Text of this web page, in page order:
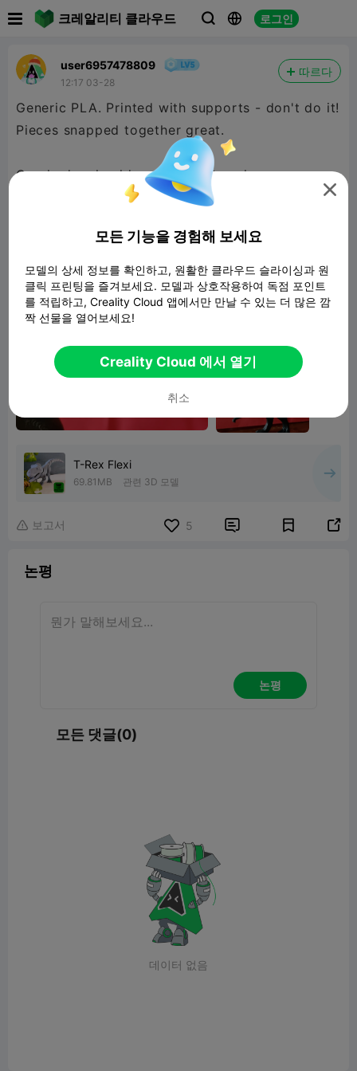
크레알리티 클라우드   로그인
user6957478809
12:17 03-28
따르다
Generic PLA. Printed with supports - don't do it!
Pieces snapped together great.
Cracked a shoulder socket after play.
T-Rex Flexi
69.81MB 관련 3D 모델
 보고서 5  
논평
논평
모든 댓글(0)
데이터 없음

모든 기능을 경험해 보세요
모델의 상세 정보를 확인하고, 원활한 클라우드 슬라이싱과 원
클릭 프린팅을 즐겨보세요. 모델과 상호작용하여 독점 포인트
를 적립하고, Creality Cloud 앱에서만 만날 수 있는 더 많은 깜
짝 선물을 열어보세요!
Creality Cloud 에서 열기
취소